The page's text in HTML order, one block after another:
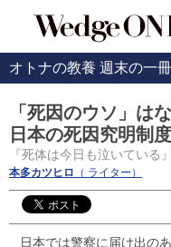
オトナの教養 週末の一冊
「死因のウソ」は
日本の死因究明制
『死体は今日も泣いている
本多カツヒロ （ ライター）
日本では警察に届け出の